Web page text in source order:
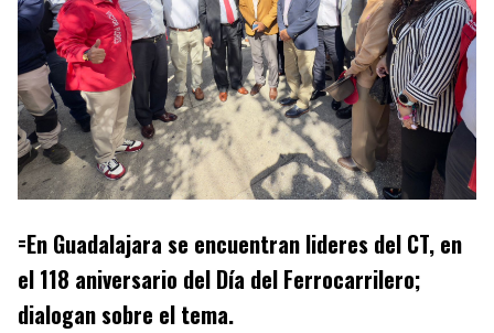
=En Guadalajara se encuentran lideres del CT, en
el 118 aniversario del Día del Ferrocarrilero;
dialogan sobre el tema.